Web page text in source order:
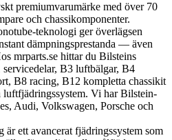
premiumvarumärke med över 70
och chassikomponenter.
teknologi ger överlägsen
dämpningsprestanda — även
mrparts.se hittar du Bilsteins
B3 luftbälgar, B4
B8 racing, B12 kompletta chassikit
luftfjädringssystem. Vi har Bilstein-
Audi, Volkswagen, Porsche och
är ett avancerat fjädringssystem som